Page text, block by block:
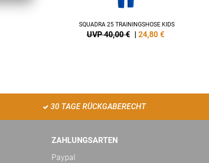
SQUADRA 25 TRAININGSHOSE KIDS
UVP 40,00 € 24,80 €
30 TAGE RÜCKGABERECHT
ZAHLUNGSARTEN
Paypal